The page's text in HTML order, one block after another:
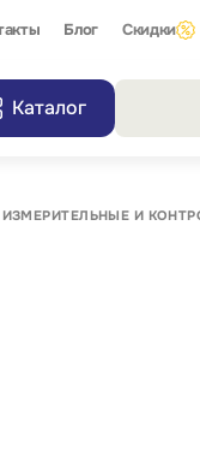
Блог Скидки
Каталог
ИЗМЕРИТЕЛЬНЫЕ И